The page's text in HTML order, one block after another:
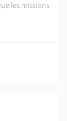
les missions